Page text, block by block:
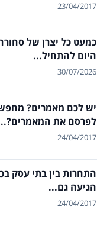
23/04/2017
כמעט כל יצרן של
היום להתחיל...
30/07/2026
יש לכם מאמרים?
לפרסם את
24/04/2017
התחרות בין בתי עסק
הגיעה גם...
24/04/2017